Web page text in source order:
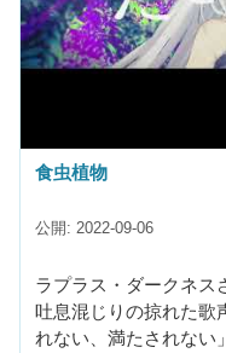
食虫植物
公開: 2022-09-06
ラプラス・ダークネス
吐息混じりの掠れた歌
れない、満たされない